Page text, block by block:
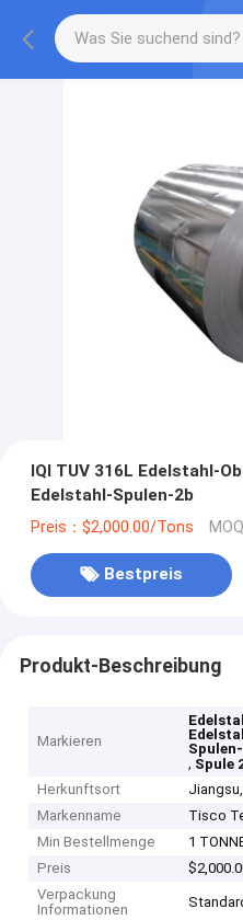
IQI TUV 316L Edelstahl-
Edelstahl-Spulen-2b
Preis：$2,000.00/Tons
Bestpreis
Produkt-Beschreibung
Markieren
, Spule
Herkunftsort
Markenname
Tisco
Min Bestellmenge
1
Preis
Verpackung
Informationen